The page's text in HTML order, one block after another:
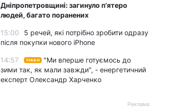
Дніпропетровщині: загинуло пʼятеро
людей, багато поранених
15:00
5 речей, які потрібно зробити одразу
після покупки нового iPhone
14:57 УНІАН
"Ми вперше готуємось до
зими так, як мали завжди", - енергетичний
експерт Олександр Харченко
Реклама